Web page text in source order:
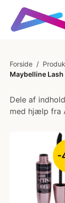
Forside /
Maybelline
Dele af
med hjælp fra
-